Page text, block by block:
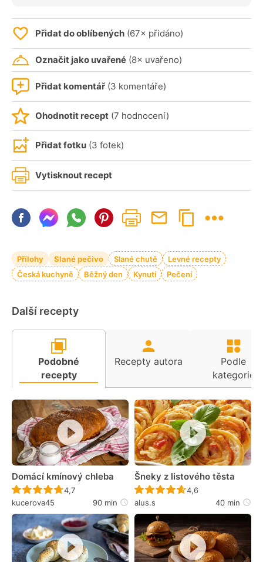
Přidat do oblíbených (67× přidáno)
Označit jako uvařené (8× uvařeno)
Přidat komentář (3 komentáře)
Ohodnotit recept (7 hodnocení)
Přidat fotku (3 fotek)
Vytisknout recept
Přílohy Slané pečivo Slané chutě
Levné recepty
Česká kuchyně
Běžný den Kynutí Pečení
Další recepty
Podobné
recepty
Recepty autora
Podle
kategorie
Domácí kmínový chleba
Recept ještě nebyl hodnocen
4,7
kucerova45
90 min
Šneky z listového těsta
Recept ještě nebyl
4,6
alus.s
40 min